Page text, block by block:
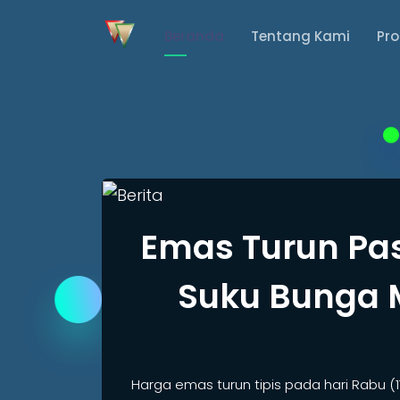
Beranda Tentang Kami
Emas Turun
Suku Bunga
Harga emas turun tipis pada hari Rabu